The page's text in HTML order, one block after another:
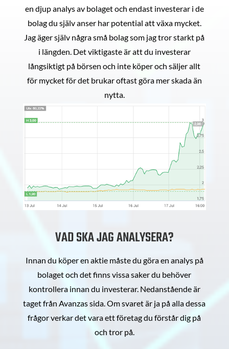
en djup analys av bolaget och endast investerar i de
bolag du själv anser har potential att växa mycket.
Jag äger själv några små bolag som jag tror starkt på
i längden. Det viktigaste är att du investerar
långsiktigt på börsen och inte köper och säljer allt
för mycket för det brukar oftast göra mer skada än
nytta.
VAD SKA JAG ANALYSERA?
Innan du köper en aktie måste du göra en analys på
bolaget och det finns vissa saker du behöver
kontrollera innan du investerar. Nedanstående är
taget från Avanzas sida. Om svaret är ja på alla dessa
frågor verkar det vara ett företag du förstår dig på
och tror på.